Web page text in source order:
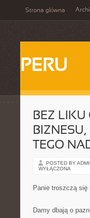
Strona główna
PERU
BEZ
TEGO
POSTED BY
WYŁĄCZONA
Panie troszczą
Damy dbają o